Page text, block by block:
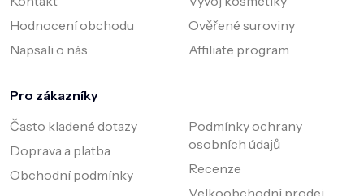
u
Hodnocení obchodu
Napsali o nás
Ověřené suroviny
Affiliate program
Pro zákazníky
Často kladené dotazy
Doprava a platba
Obchodní podmínky
Podmínky ochrany
osobních údajů
Recenze